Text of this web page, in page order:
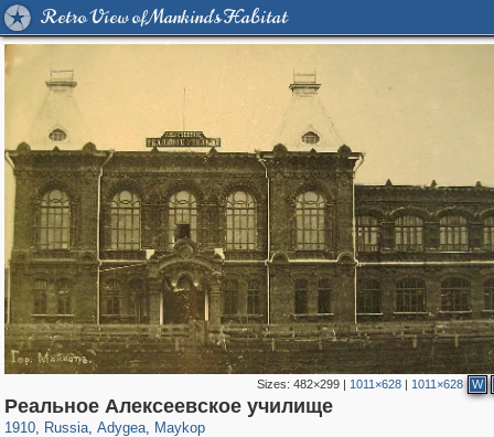
Retro View of Mankind's Habitat
Sizes: 482×299| 1011×628| 1011×628 W
Реальное Алексеевское училище
1910, Russia
1,406,741 29,243
, Adygea
393 4
, Maykop
256 1